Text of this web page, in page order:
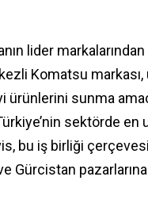
lider markalarından
Komatsu
ürünlerini sunma
sektörde en
bu iş birliği
Gürcistan